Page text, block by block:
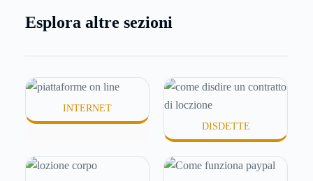
meno confortevole. Eppure, proprio nei mesi caldi,
o difficili da assorbire.
Esplora altre sezioni
INTERNET
DISDETTE